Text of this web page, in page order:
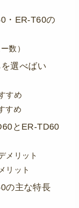
・ER-T60の
数）
選べばい
すめ
すめ
とER-TD60
メリット
リット
の主な特長